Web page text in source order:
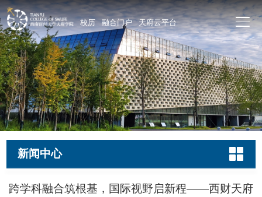
校历 融合门户 天府云平台
新闻中心
跨学科融合筑根基，国际视野启新程——西财天府